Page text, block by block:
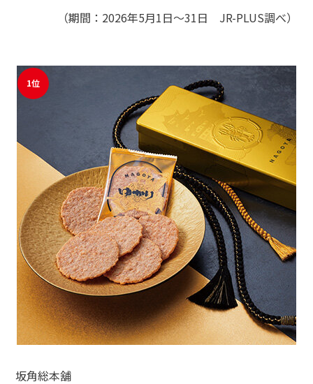
JR東海MARKET
楽天市場
auPayマーケット
特産品や名産品たちを産地からみなさまのもとへお届けするサ
イトです。
JR東海MARKET
楽天市場
auPayマーケット
（期間：2026年5月1日～31日 JR-PLUS調べ）
1位
坂角総本舖